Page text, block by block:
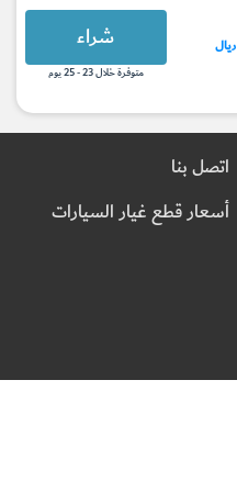
ريال شراء
متوفرة خلال 23 - 25 يوم
اتصل بنا
أسعار قطع غيار السيارات